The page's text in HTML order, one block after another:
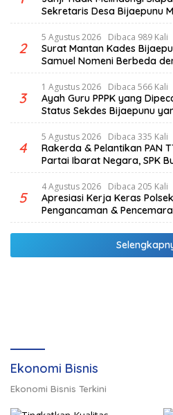
Sekretaris Desa Bijaepunu
penjelasan Ketua Komisi I
2
5 Agustus 2026 Dibaca 989 Kali
Surat Mantan Kades
Samuel Nomeni Berbeda
Beredar
3
1 Agustus 2026 Dibaca 566 Kali
Ayah Guru PPPK yang
Status Sekdes Bijaepunu
4
5 Agustus 2026 Dibaca 335 Kali
Rakerda & Pelantikan PAN
Partai Ibarat Negara, SPK
Hektar & Larangan Politik
5
4 Agustus 2026 Dibaca 205 Kali
Apresiasi Kerja Keras
Pengancaman &
Damai
Ekonomi Bisnis
Ekonomi Bisnis Terkini